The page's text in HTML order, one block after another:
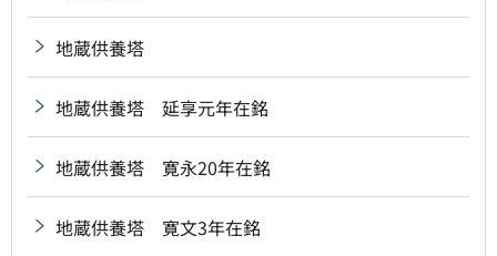
地蔵供養塔
地蔵供養塔 延享元年在銘
地蔵供養塔 寛永20年在銘
地蔵供養塔 寛文3年在銘